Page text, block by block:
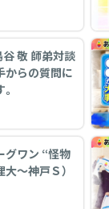
谷 敬 師弟対談
からの質問に
〜神戸Ｓ）